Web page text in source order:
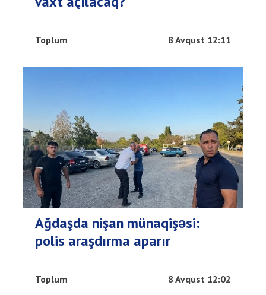
Toplum 8 Avqust 12:11
Ağdaşda nişan münaqişəsi:
polis araşdırma aparır
Toplum 8 Avqust 12:02